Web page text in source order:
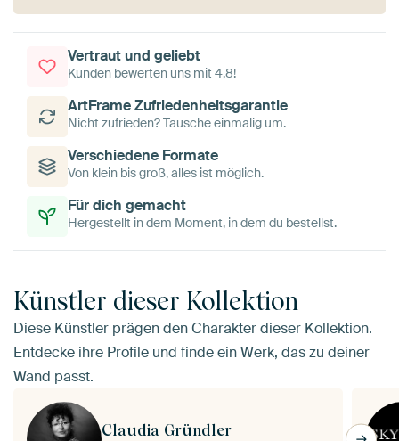
Vertraut und geliebt
Kunden bewerten uns mit 4,8!
ArtFrame Zufriedenheitsgarantie
Nicht zufrieden? Tausche einmalig um.
Verschiedene Formate
Von klein bis groß, alles ist möglich.
Für dich gemacht
Hergestellt in dem Moment, in dem du bestellst.
Künstler dieser Kollektion
Diese Künstler prägen den Charakter dieser Kollektion.
Entdecke ihre Profile und finde ein Werk, das zu deiner
Wand passt.
Claudia Gründler